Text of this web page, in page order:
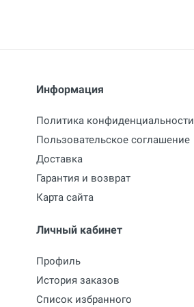
Информация
Политика конфиденциальности
Пользовательское соглашение
Доставка
Гарантия и возврат
Карта сайта
Личный кабинет
Профиль
История заказов
Список избранного